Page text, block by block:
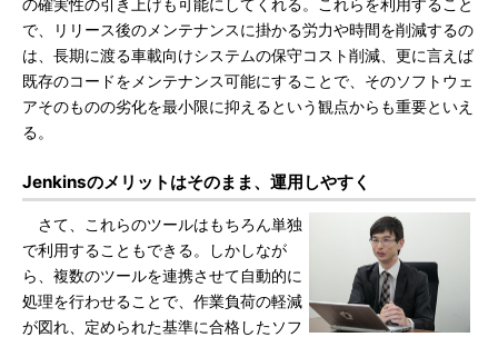
の確実性の引き上げも可能にしてくれる。これらを利用すること
で、リリース後のメンテナンスに掛かる労力や時間を削減するの
は、長期に渡る車載向けシステムの保守コスト削減、更に言えば
既存のコードをメンテナンス可能にすることで、そのソフトウェ
アそのものの劣化を最小限に抑えるという観点からも重要といえ
る。
Jenkinsのメリットはそのまま、運用しやすく
さて、これらのツールはもちろん単独
で利用することもできる。しかしなが
ら、複数のツールを連携させて自動的に
処理を行わせることで、作業負荷の軽減
が図れ、定められた基準に合格したソフ